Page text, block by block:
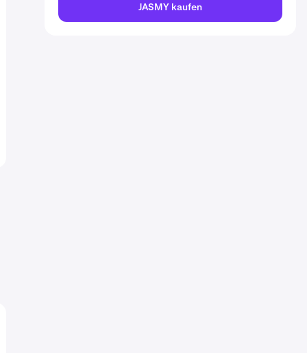
JASMY kaufen